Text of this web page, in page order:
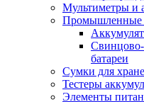
Мультиметры и
Промышленные
батареи
Сумки для
Тестеры
Элементы